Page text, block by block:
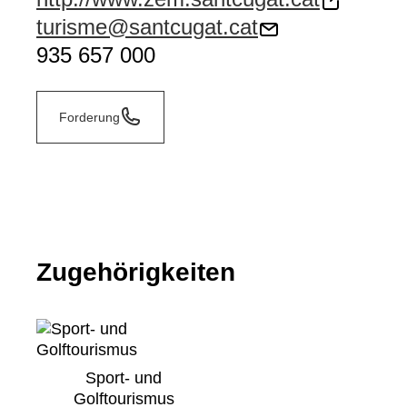
turisme@santcugat.cat
935 657 000
Forderung
Zugehörigkeiten
Sport- und
Golftourismus